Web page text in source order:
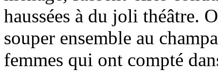
haussées à du joli théâtre.
souper ensemble au
femmes qui ont compté